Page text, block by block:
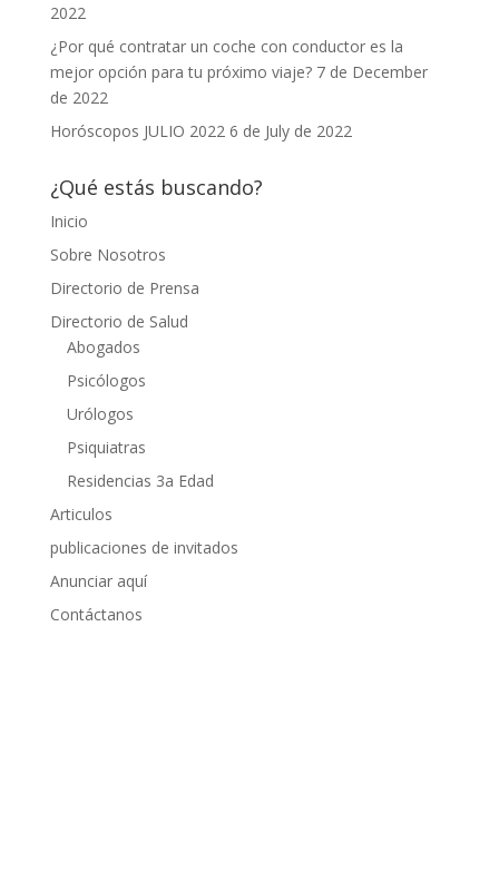
2022
¿Por qué contratar un coche con conductor es la
mejor opción para tu próximo viaje? 7 de December
de 2022
Horóscopos JULIO 2022 6 de July de 2022
¿Qué estás buscando?
Inicio
Sobre Nosotros
Directorio de Prensa
Directorio de Salud
Abogados
Psicólogos
Urólogos
Psiquiatras
Residencias 3a Edad
Articulos
publicaciones de invitados
Anunciar aquí
Contáctanos